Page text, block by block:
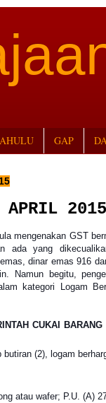
GAP
APRIL 2015
mengenakan GST
ada yang
dinar emas 916
Namun begitu,
kategori Logam
CUKAI
(2), logam
atau wafer; P.U. (A)